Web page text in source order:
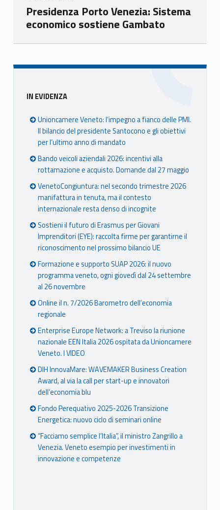
Presidenza Porto Venezia: Sistema
economico sostiene Gambato
Skip back to main navigation
Sidebar
IN EVIDENZA
Unioncamere Veneto: l’impegno a fianco delle PMI.
Il bilancio del presidente Santocono e gli obiettivi
per l’ultimo anno di mandato
Bando veicoli aziendali 2026: incentivi alla
rottamazione e acquisto. Domande dal 27 maggio
VenetoCongiuntura: nel secondo trimestre 2026
manifattura in tenuta, ma il contesto
internazionale resta denso di incognite
Sostieni il futuro di Erasmus per Giovani
Imprenditori (EYE): raccolta firme per garantirne il
riconoscimento nel prossimo bilancio UE
Formazione e supporto SUAP 2026: il nuovo
programma veneto, ogni giovedì dal 24 settembre
al 26 novembre
Online il n. 7/2026 Barometro dell’economia
regionale
Enterprise Europe Network: a Treviso la riunione
nazionale EEN Italia 2026 ospitata da Unioncamere
Veneto. I VIDEO
DIH InnovaMare: WAVEMAKER Business Creation
Award, al via la call per start-up e innovatori
dell’economia blu
Fondo Perequativo 2025-2026 Transizione
Energetica: nuovo ciclo di seminari online
“Facciamo semplice l’Italia”, il ministro Zangrillo a
Venezia. Veneto esempio per investimenti in
innovazione e competenze